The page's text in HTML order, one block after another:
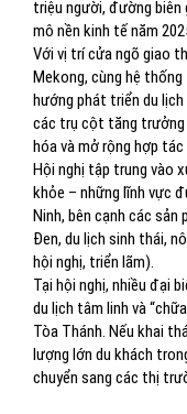
triệu người, đường biên
mô nền kinh tế năm
Với vị trí cửa ngõ giao
Mekong, cùng hệ thống
hướng phát triển du
các trụ cột tăng trưởng
hóa và mở rộng hợp
Hội nghị tập trung vào
khỏe – những lĩnh vực
Ninh, bên cạnh các
Đen, du lịch sinh thái,
hội nghị, triển lãm).
Tại hội nghị, nhiều đại
du lịch tâm linh và
Tòa Thánh. Nếu khai
lượng lớn du khách
chuyển sang các thị